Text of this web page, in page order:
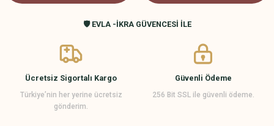
🛡️ EVLA -İKRA GÜVENCESİ İLE
Ücretsiz Sigortalı Kargo
Türkiye’nin her yerine ücretsiz
gönderim.
Güvenli Ödeme
256 Bit SSL ile güvenli ödeme.